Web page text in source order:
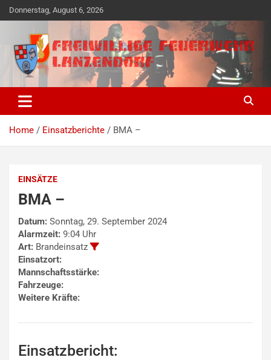
Skip
to
Donnerstag, August 6, 2026
Freiwillige Feuerwehr
Lanzendorf
Freiwillige Ehrensache seit 1890
Home Einsatzberichte BMA –
EINSÄTZE
BMA –
Datum: Sonntag, 29. September 2024
Alarmzeit: 9:04 Uhr
Art: Brandeinsatz
Einsatzort:
Mannschaftsstärke:
Fahrzeuge:
Weitere Kräfte:
Einsatzbericht: